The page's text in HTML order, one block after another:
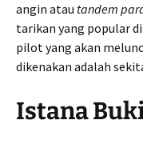
angin atau tandem
tarikan yang popular
pilot yang akan
dikenakan adalah
Istana